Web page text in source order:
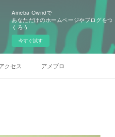
Ameba Owndで
あなただけのホームページやブログをつ
くろう
今すぐ試す
クセス アメブロ